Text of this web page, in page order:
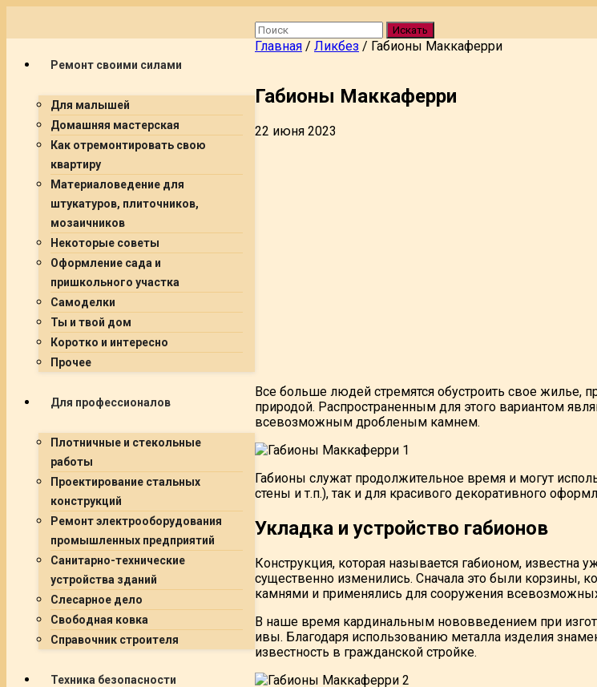
Ремонт своими силами
Для малышей
Домашняя мастерская
Как отремонтировать свою
квартиру
Материаловедение для
штукатуров, плиточников,
мозаичников
Некоторые советы
Оформление сада и
пришкольного участка
Самоделки
Ты и твой дом
Коротко и интересно
Прочее
Для профессионалов
Плотничные и стекольные
работы
Проектирование стальных
конструкций
Ремонт электрооборудования
промышленных предприятий
Санитарно-технические
устройства зданий
Слесарное дело
Свободная ковка
Справочник строителя
Техника безопасности
Искать
Главная / Ликбез / Габионы Маккаферри
Габионы Маккаферри
22 июня 2023
Все больше людей стремятся обустроить свое жилье,
природой. Распространенным для этого вариантом
всевозможным дробленым камнем.
Габионы служат продолжительное время и могут
стены и т.п.), так и для красивого декоративного
Укладка и устройство габионов
Конструкция, которая называется габионом,
существенно изменились. Сначала это были корзины,
камнями и применялись для сооружения
В наше время кардинальным нововведением при
ивы. Благодаря использованию металла изделия
известность в гражданской стройке.